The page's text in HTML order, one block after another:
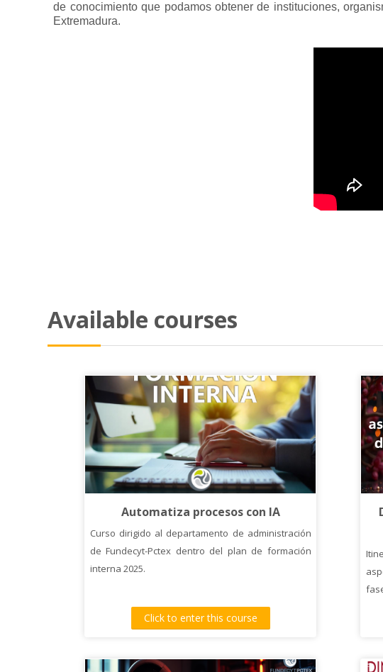
de conocimiento que podamos obtener de instituciones,
Extremadura.
Available courses
Automatiza procesos con IA
Curso dirigido al departamento de administración
de Fundecyt-Pctex dentro del plan de formación
interna 2025.
Click to enter this course